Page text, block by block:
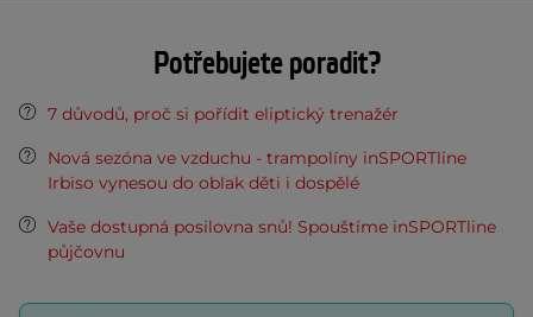
Potřebujete poradit?
7 důvodů, proč si pořídit eliptický trenažér
Nová sezóna ve vzduchu - trampolíny inSPORTline
Irbiso vynesou do oblak děti i dospělé
Vaše dostupná posilovna snů! Spouštíme inSPORTline
půjčovnu